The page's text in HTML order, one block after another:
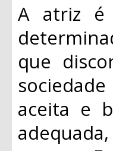
A atriz é
que
aceita e